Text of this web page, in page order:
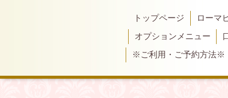
トップページ ローマ
オプションメニュー
※ご利用・ご予約方法※